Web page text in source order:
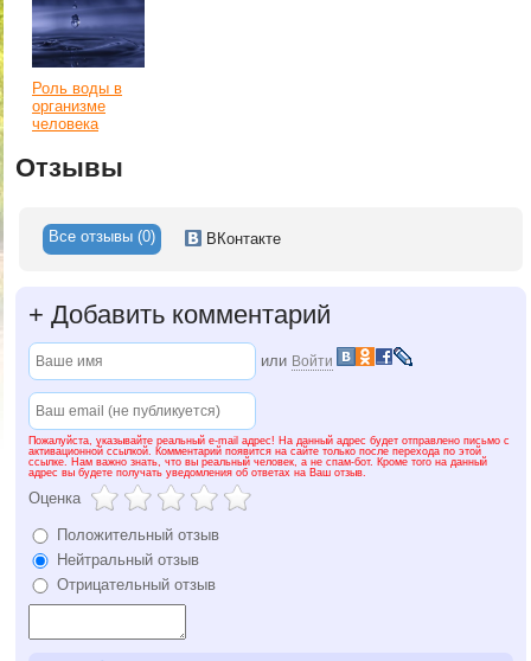
Роль воды в
организме
человека
Отзывы
Все отзывы (0) ВКонтакте
+ Добавить комментарий
или Войти
Пожалуйста, указывайте реальный e-mail адрес! На данный адрес будет отправлено письмо с
активационной ссылкой. Комментарий появится на сайте только после перехода по этой
ссылке. Нам важно знать, что вы реальный человек, а не спам-бот. Кроме того на данный
адрес вы будете получать уведомления об ответах на Ваш отзыв.
Оценка
Положительный отзыв
Нейтральный отзыв
Отрицательный отзыв